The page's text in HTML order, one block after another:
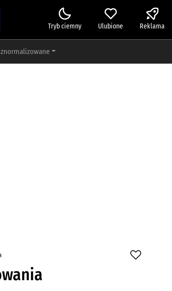
Tryb ciemny Ulubione Reklama